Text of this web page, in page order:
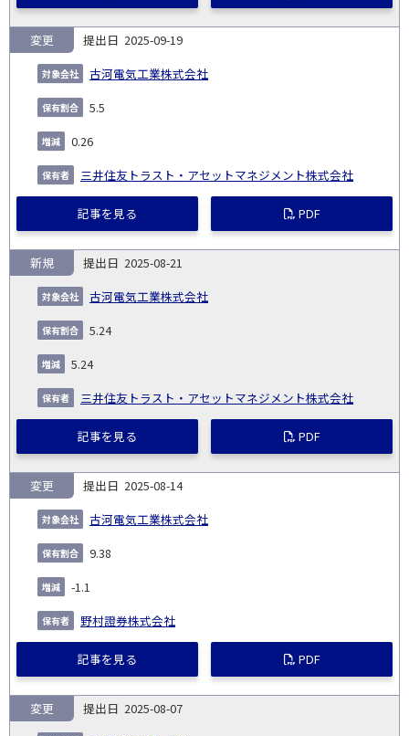
2025-09-19
古河電気工業株式会社
変更
5.5
0.26
三井住友トラスト・アセットマネジメント株式会社
記事を見る PDF
2025-08-21
古河電気工業株式会社
新規
5.24
5.24
三井住友トラスト・アセットマネジメント株式会社
記事を見る PDF
2025-08-14
古河電気工業株式会社
変更
9.38
-1.1
野村證券株式会社
記事を見る PDF
2025-08-07
変更